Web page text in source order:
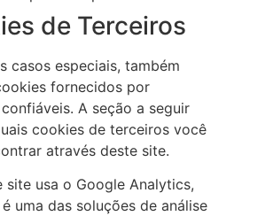
de Terceiros
casos especiais, também
fornecidos por
A seção a seguir
cookies de terceiros você
através deste site.
site usa o Google Analytics,
uma das soluções de análise